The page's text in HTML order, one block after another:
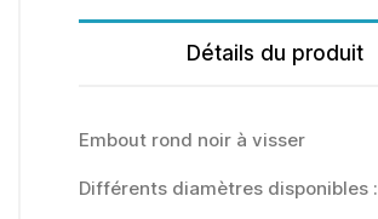
Détails du produit
Embout rond noir à visser
Différents diamètres disponibles :